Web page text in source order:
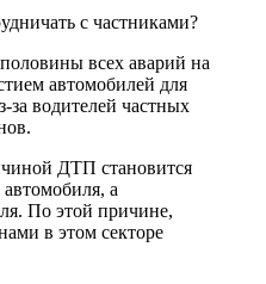
всех аварий на
автомобилей для
за водителей частных
ДТП становится
автомобиля, а
По этой причине,
в этом секторе